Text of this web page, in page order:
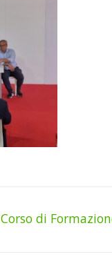
Corso di